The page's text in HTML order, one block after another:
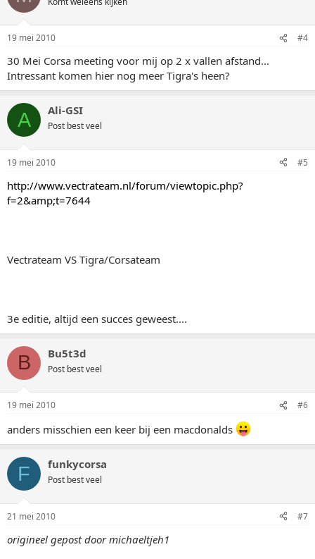
19 mei 2010 #4
30 Mei Corsa meeting voor mij op 2 x vallen afstand...
Intressant komen hier nog meer Tigra's heen?
A Ali-GSI
Post best veel
19 mei 2010 #5
http://www.vectrateam.nl/forum/viewtopic.php?
f=2&amp;t=7644
Vectrateam VS Tigra/Corsateam
3e editie, altijd een succes geweest....
B Bu5t3d
Post best veel
19 mei 2010 #6
anders misschien een keer bij een macdonalds
F funkycorsa
Post best veel
21 mei 2010 #7
origineel gepost door michaeltjeh1